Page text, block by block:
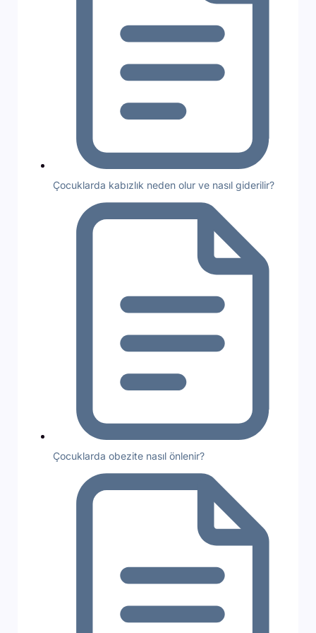
Çocuklarda kabızlık neden olur ve nasıl giderilir?
Çocuklarda obezite nasıl önlenir?